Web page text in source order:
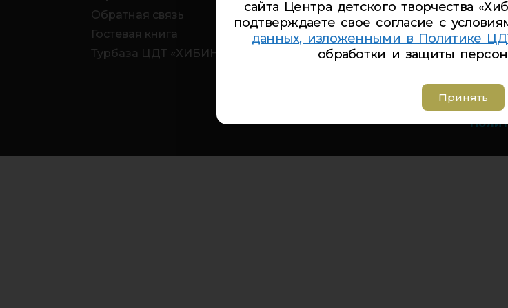
Обратная связь
Гостевая книга
Турбаза ЦДТ «ХИБИНЫ»
сайта Центра детского творчества
подтверждаете свое согласие с
данных, изложенными в Политике
обработки и защиты
Принять